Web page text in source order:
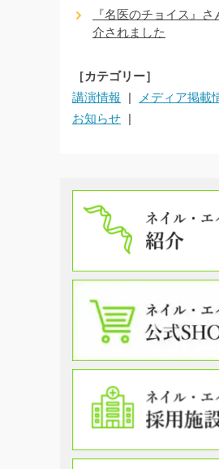
『名医のチョイス』
介されました
［カテゴリー］
講演情報
メディア掲載
お知らせ